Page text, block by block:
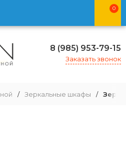
0
8 (985) 953-79-15
Заказать звонок
/ Зеркальные шкафы /